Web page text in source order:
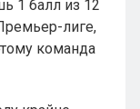
1 балл из 12
лиге,
команда